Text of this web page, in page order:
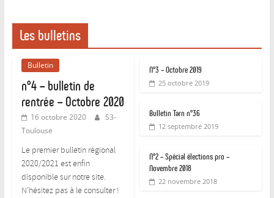
Les bulletins
Bulletin
n°4 – bulletin de
rentrée – Octobre 2020
16 octobre 2020
S3-
Toulouse
Le premier bulletin régional
2020/2021 est enfin
disponible sur notre site.
N’hésitez pas à le consulter !
N°3 – Octobre 2019
25 octobre 2019
Bulletin Tarn n°36
12 septembre 2019
N°2 – Spécial élections pro –
Novembre 2018
22 novembre 2018